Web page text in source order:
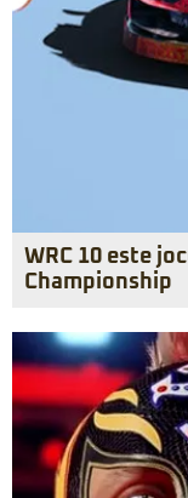
WRC 10 este
Championship